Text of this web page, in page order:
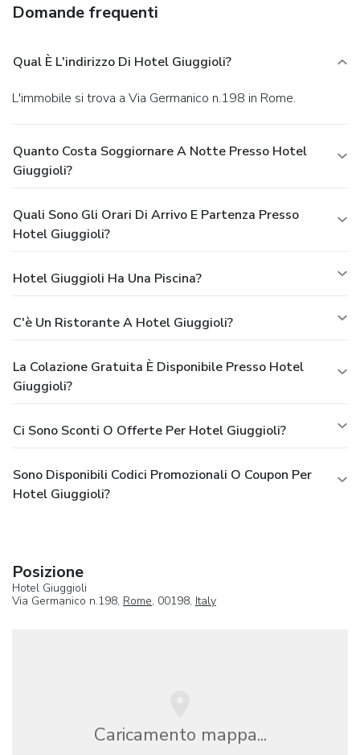
Domande frequenti
Qual È L'indirizzo Di Hotel Giuggioli?
L'immobile si trova a Via Germanico n.198 in Rome.
Quanto Costa Soggiornare A Notte Presso Hotel
Giuggioli?
Quali Sono Gli Orari Di Arrivo E Partenza Presso
Hotel Giuggioli?
Hotel Giuggioli Ha Una Piscina?
C'è Un Ristorante A Hotel Giuggioli?
La Colazione Gratuita È Disponibile Presso Hotel
Giuggioli?
Ci Sono Sconti O Offerte Per Hotel Giuggioli?
Sono Disponibili Codici Promozionali O Coupon Per
Hotel Giuggioli?
Posizione
Hotel Giuggioli
Via Germanico n.198, Rome, 00198, Italy
Caricamento mappa...